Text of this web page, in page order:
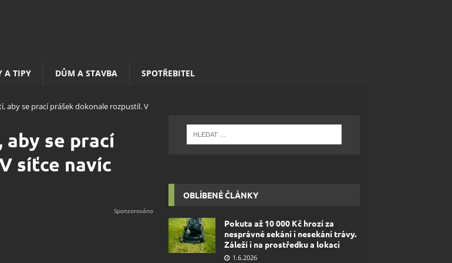
A TIPY DŮM A STAVBA SPOTŘEBITEL
aby se prací prášek dokonale rozpustil. V
se prací
síťce navíc
OBLÍBENÉ ČLÁNKY
Pokuta až 10 000 Kč hrozí za
nesprávné sekání i nesekání trávy.
Záleží i na prostředku a lokaci
1.6.2026